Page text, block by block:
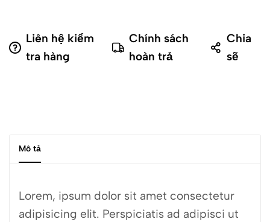
Liên hệ kiểm
tra hàng
Chính sách
hoàn trả
Chia
sẽ
Mô tả
Lorem, ipsum dolor sit amet consectetur
adipisicing elit. Perspiciatis ad adipisci ut